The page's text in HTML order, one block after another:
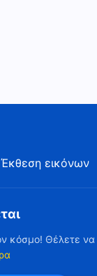
Έκθεση εικόνων
κόσμο! Θέλετε να